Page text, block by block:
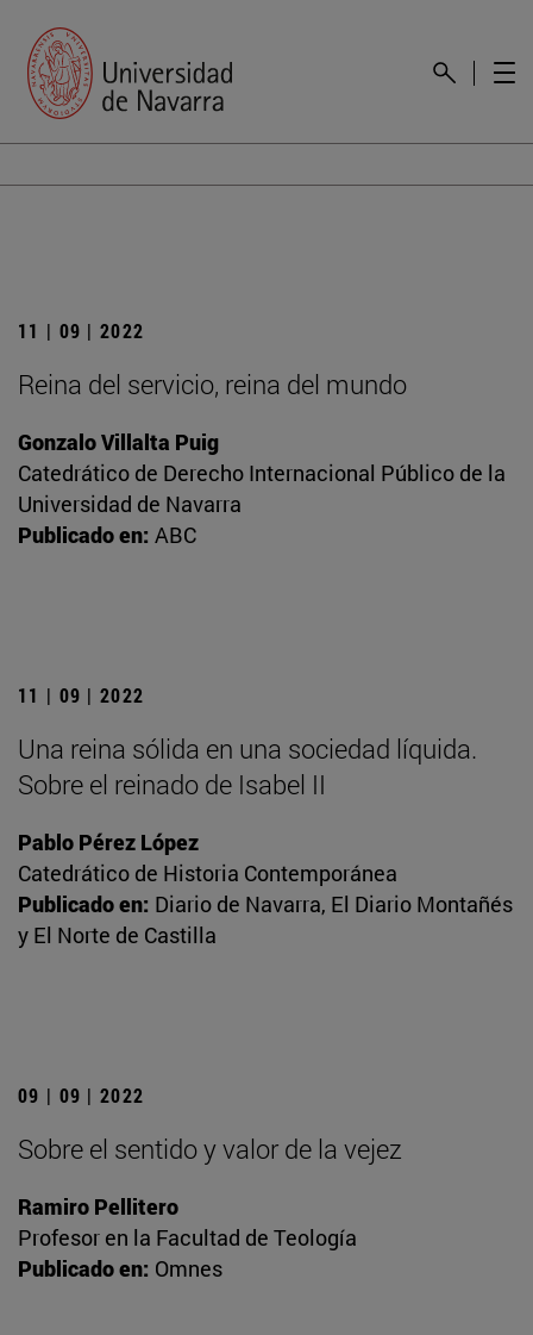
11 | 09 | 2022
Reina del servicio, reina del mundo
Gonzalo Villalta Puig
Catedrático de Derecho Internacional Público de la
Universidad de Navarra
Publicado en: ABC
11 | 09 | 2022
Una reina sólida en una sociedad líquida.
Sobre el reinado de Isabel II
Pablo Pérez López
Catedrático de Historia Contemporánea
Publicado en: Diario de Navarra, El Diario Montañés
y El Norte de Castilla
09 | 09 | 2022
Sobre el sentido y valor de la vejez
Ramiro Pellitero
Profesor en la Facultad de Teología
Publicado en: Omnes